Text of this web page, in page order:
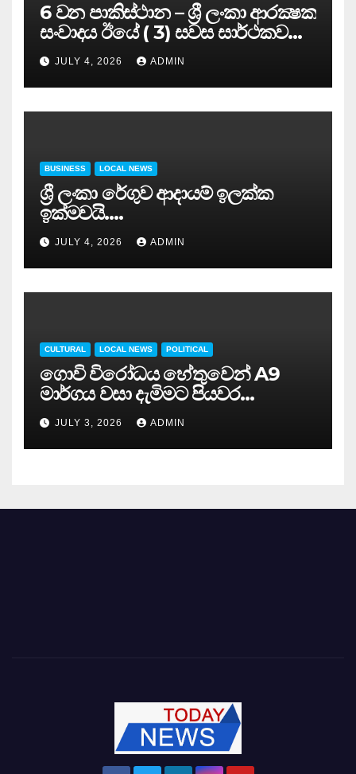
6 වන පාකිස්ථාන – ශ්‍රී ලංකා ආරක්‍ෂක
සංවාදය ඊයේ ( 3) සවස සාර්ථකව
අවසන් කරයි..
JULY 4, 2026 ADMIN
BUSINESS LOCAL NEWS
ශ්‍රී ලංකා රේගුව ආදායම් ඉලක්ක
ඉක්මවයි….
JULY 4, 2026 ADMIN
CULTURAL LOCAL NEWS POLITICAL
ගොවි විරෝධය හේතුවෙන් A9
මාර්ගය වසා දැමිමට පියවර…
JULY 3, 2026 ADMIN